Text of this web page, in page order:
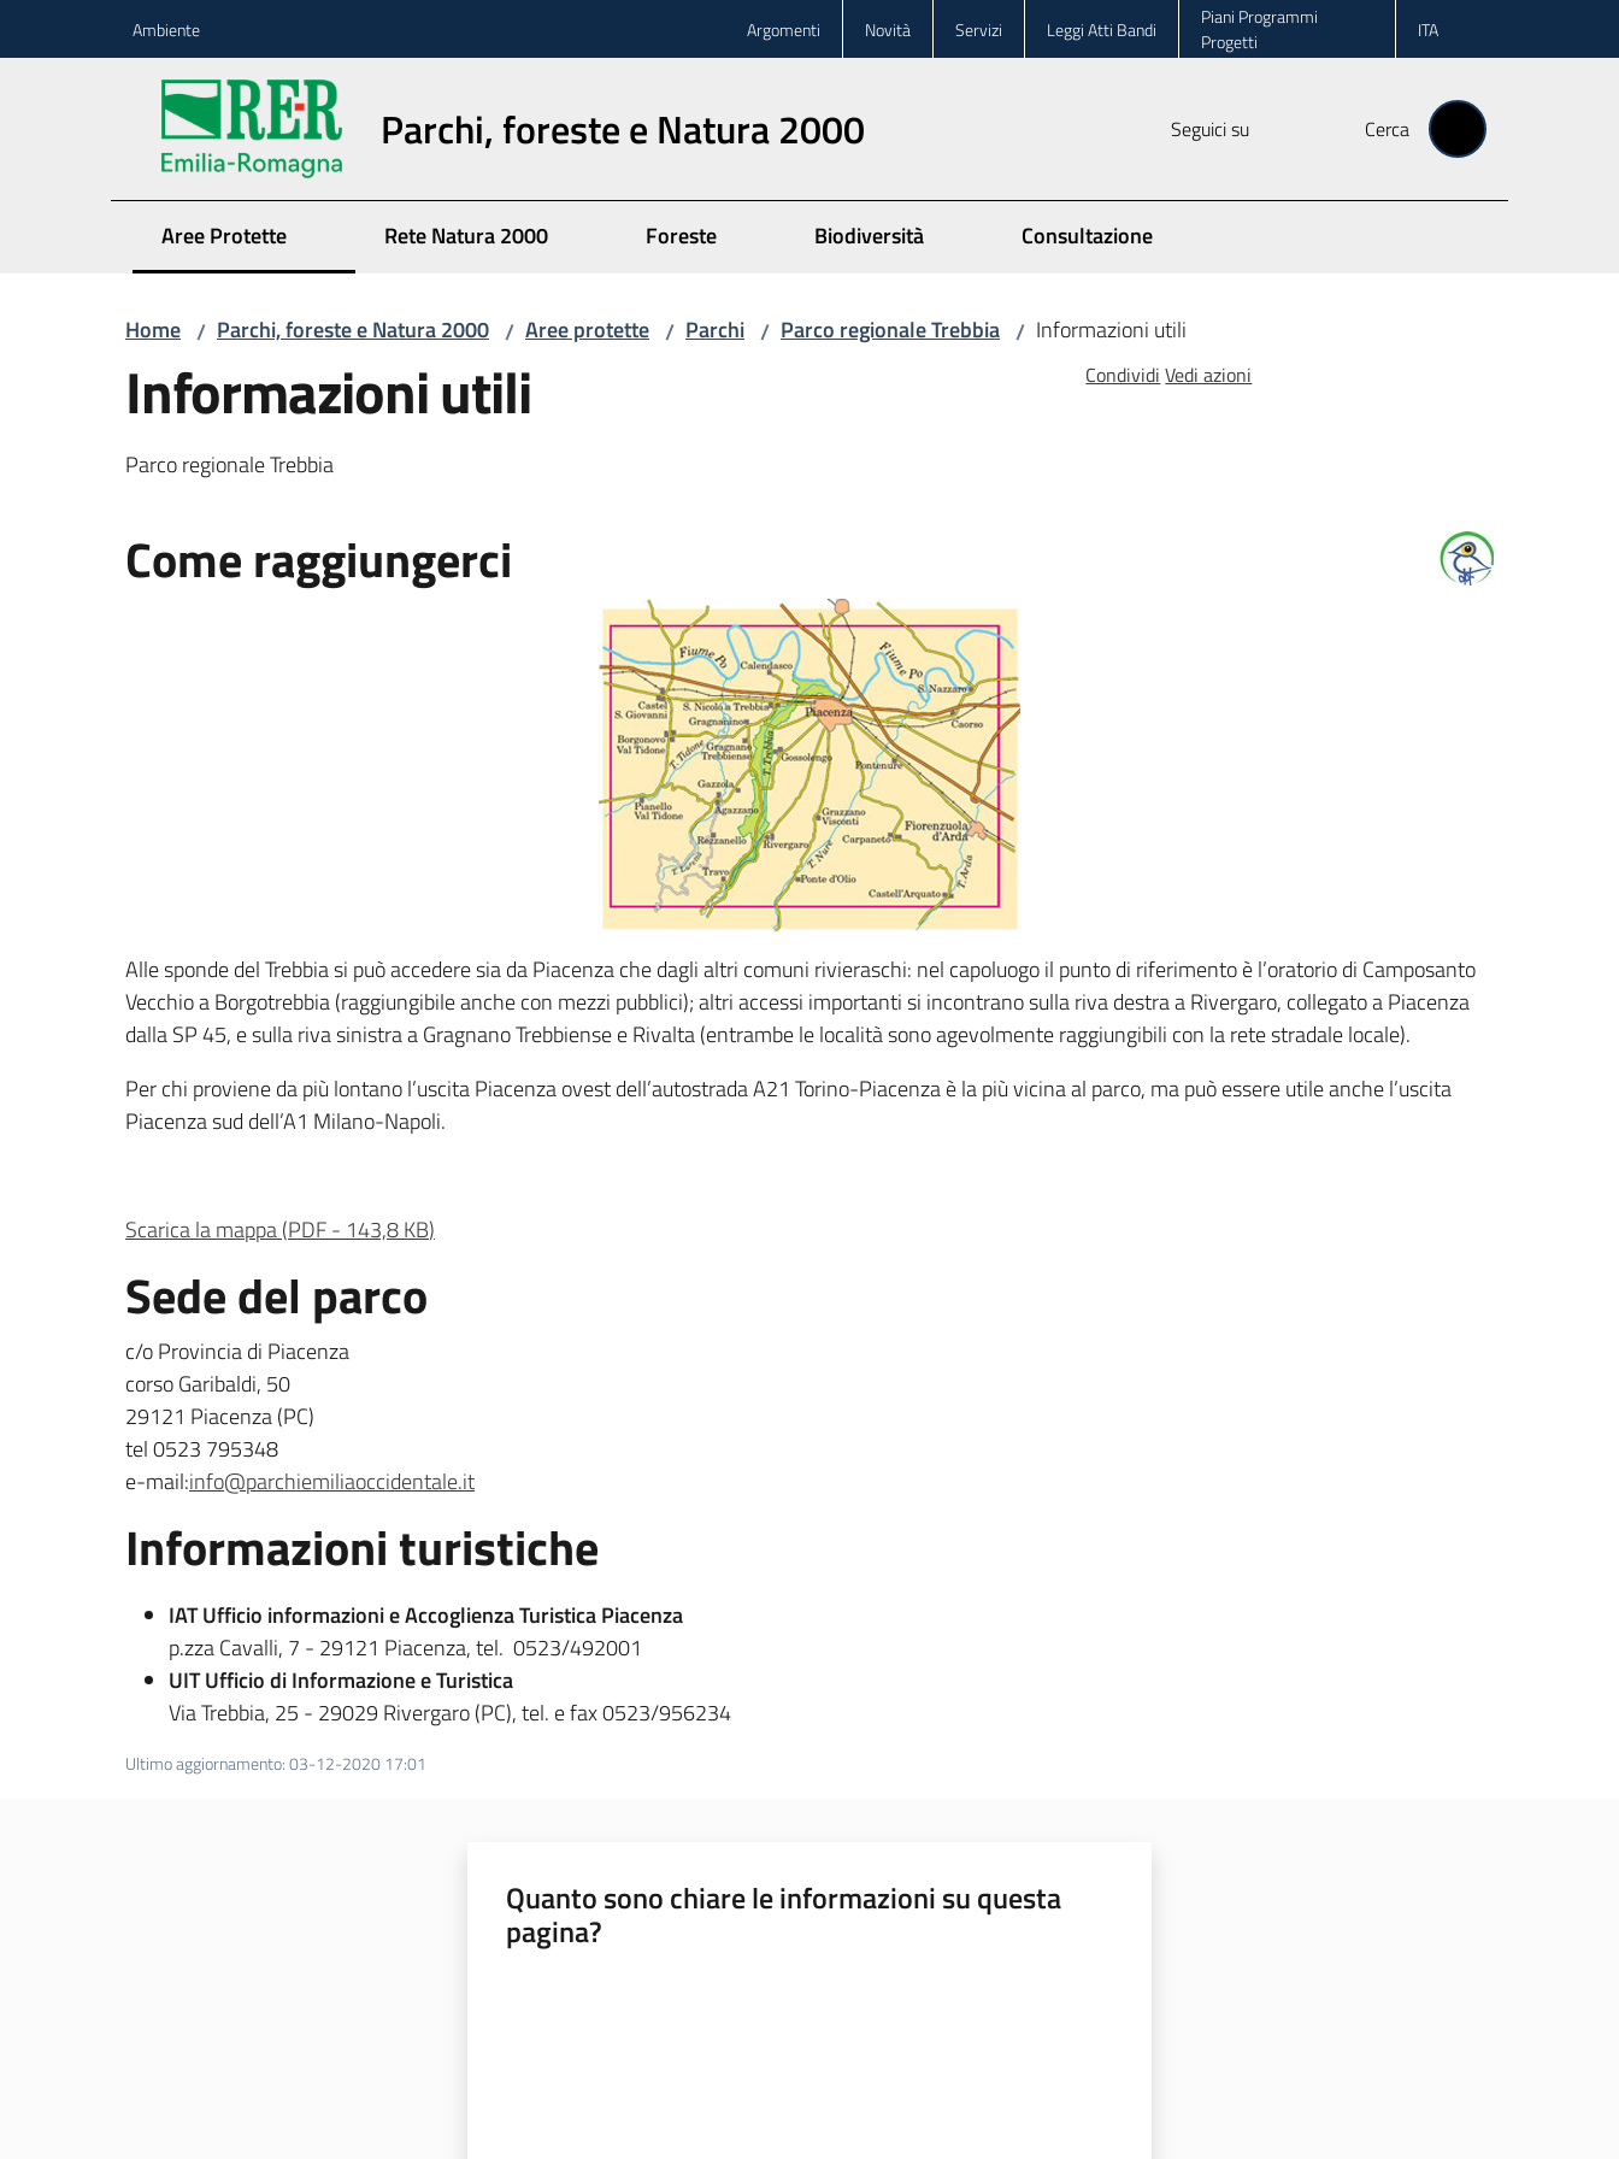
Ambiente Argomenti Novità Servizi Leggi Atti Bandi
Piani Programmi
Progetti
ITA
Parchi, foreste e Natura 2000 Seguici su Cerca
Aree Protette Rete Natura 2000 Foreste Biodiversità Consultazione
Home / Parchi, foreste e Natura 2000 / Aree protette / Parchi / Parco regionale Trebbia / Informazioni utili
Informazioni utili
Parco regionale Trebbia
Condividi Vedi azioni
Come raggiungerci
Alle sponde del Trebbia si può accedere sia da Piacenza che dagli altri comuni rivieraschi: nel capoluogo il punto di riferimento è l’oratorio di Camposanto
Vecchio a Borgotrebbia (raggiungibile anche con mezzi pubblici); altri accessi importanti si incontrano sulla riva destra a Rivergaro, collegato a Piacenza
dalla SP 45, e sulla riva sinistra a Gragnano Trebbiense e Rivalta (entrambe le località sono agevolmente raggiungibili con la rete stradale locale).
Per chi proviene da più lontano l’uscita Piacenza ovest dell’autostrada A21 Torino-Piacenza è la più vicina al parco, ma può essere utile anche l’uscita
Piacenza sud dell’A1 Milano-Napoli.
Scarica la mappa(PDF- 143,8 KB)
Sede del parco
c/o Provincia di Piacenza
corso Garibaldi, 50
29121 Piacenza (PC)
tel 0523 795348
e-mail:info@parchiemiliaoccidentale.it
Informazioni turistiche
IAT Ufficio informazioni e Accoglienza Turistica Piacenza
p.zza Cavalli, 7 - 29121 Piacenza, tel. 0523/492001
UIT Ufficio di Informazione e Turistica
Via Trebbia, 25 - 29029 Rivergaro (PC), tel. e fax 0523/956234
Ultimo aggiornamento:03-12-2020 17:01
Quanto sono chiare le informazioni su questa
pagina?